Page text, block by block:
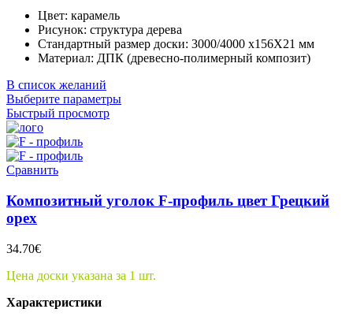
Цвет: карамель
Рисунок: структура дерева
Стандартный размер доски: 3000/4000 x156X21 мм
Материал: ДПК (древесно-полимерный композит)
В список желаний
Выберите параметры
Быстрый просмотр
Сравнить
Композитный уголок F-профиль цвет Грецкий
орех
34.70€
Цена доски указана за 1 шт.
Характеристики